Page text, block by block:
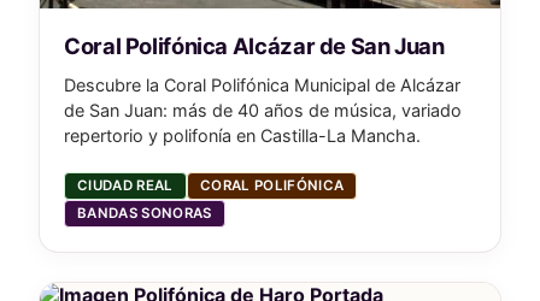
Coral Polifónica Alcázar de San Juan
Descubre la Coral Polifónica Municipal de Alcázar
de San Juan: más de 40 años de música, variado
repertorio y polifonía en Castilla-La Mancha.
CIUDAD REAL
CORAL POLIFÓNICA
BANDAS SONORAS